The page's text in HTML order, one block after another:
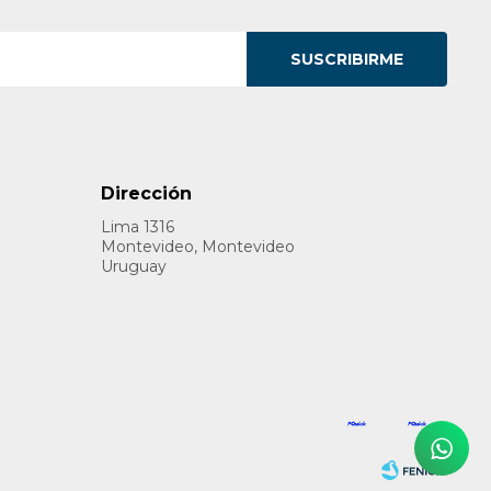
SUSCRIBIRME
Dirección
Lima 1316
Montevideo, Montevideo
Uruguay